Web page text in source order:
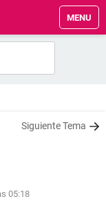
MENU
Siguiente Tema
05:18